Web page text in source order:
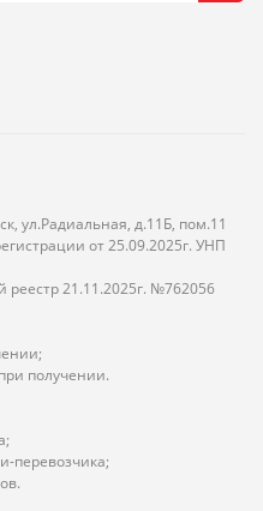
ул.Радиальная, д.11Б, пом.11
от 25.09.2025г. УНП
реестр 21.11.2025г. №762056
получении.
перевозчика;